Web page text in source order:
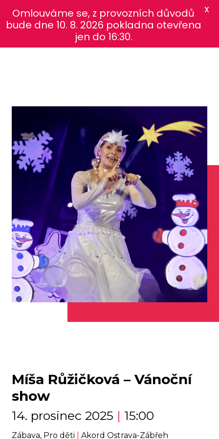
Míša Růžičková – Vánoční
show
14. prosinec 2025 | 15:00
Zábava, Pro děti Akord Ostrava-Zábřeh
Omlouváme se, z provozních důvodů
bude dne 10. 8. 2026 pokladna otevřena
jen do 16:30.
X